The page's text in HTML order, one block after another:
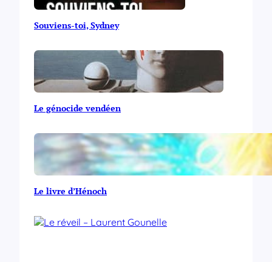
Souviens-toi, Sydney
Le génocide vendéen
Le livre d’Hénoch